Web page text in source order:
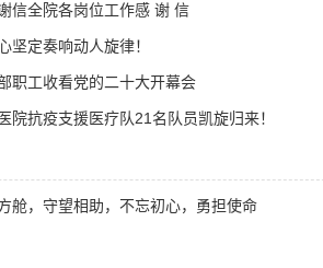
信全院各岗位工作感 谢 信
坚定奏响动人旋律！
职工收看党的二十大开幕会
院抗疫支援医疗队21名队员凯旋归来！
舱，守望相助，不忘初心，勇担使命